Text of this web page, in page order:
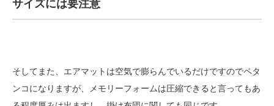
サイズには要注意
そしてまた、エアマットは空気で膨らんでいるだけですのでペタ
ンコになりますが、メモリーフォームは圧縮できると言ってもあ